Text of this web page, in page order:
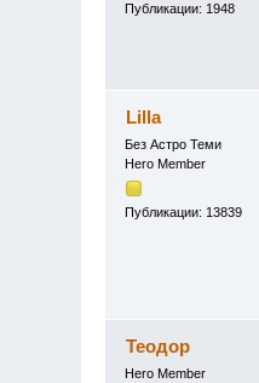
Публикации: 1948
Lilla
Без Астро Теми
Hero Member
Публикации: 13839
Теодор
Hero Member